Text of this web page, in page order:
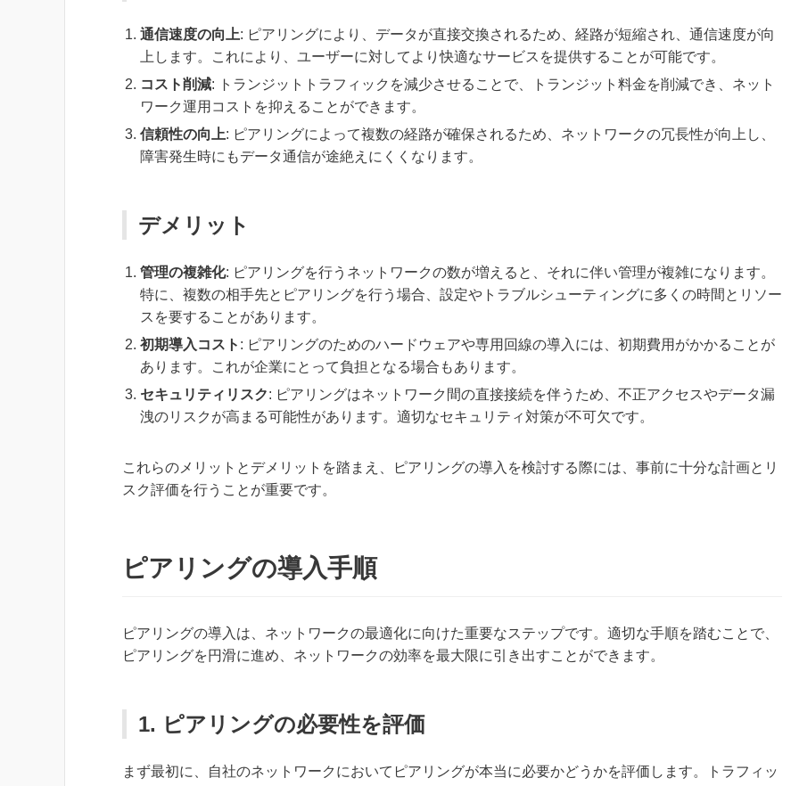
通信速度の向上: ピアリングにより、データが直接交換されるため、経路が短縮され、通信速度が向
上します。これにより、ユーザーに対してより快適なサービスを提供することが可能です。
コスト削減: トランジットトラフィックを減少させることで、トランジット料金を削減でき、ネット
ワーク運用コストを抑えることができます。
信頼性の向上: ピアリングによって複数の経路が確保されるため、ネットワークの冗長性が向上し、
障害発生時にもデータ通信が途絶えにくくなります。
デメリット
管理の複雑化: ピアリングを行うネットワークの数が増えると、それに伴い管理が複雑になります。
特に、複数の相手先とピアリングを行う場合、設定やトラブルシューティングに多くの時間とリソー
スを要することがあります。
初期導入コスト : ピアリングのためのハードウェアや専用回線の導入には、初期費用がかかることが
あります。これが企業にとって負担となる場合もあります。
セキュリティリスク: ピアリングはネットワーク間の直接接続を伴うため、不正アクセスやデータ漏
洩のリスクが高まる可能性があります。適切なセキュリティ対策が不可欠です。
これらのメリットとデメリットを踏まえ、ピアリングの導入を検討する際には、事前に十分な計画とリ
スク評価を行うことが重要です。
ピアリングの導入手順
ピアリングの導入は、ネットワークの最適化に向けた重要なステップです。適切な手順を踏むことで、
ピアリングを円滑に進め、ネットワークの効率を最大限に引き出すことができます。
1. ピアリングの必要性を評価
まず最初に、自社のネットワークにおいてピアリングが本当に必要かどうかを評価します。トラフィッ